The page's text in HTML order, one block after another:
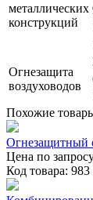
металлических
конструкций
Огнезащита
воздуховодов
Похожие
Огнезащитный
Цена по
Код товара: 983